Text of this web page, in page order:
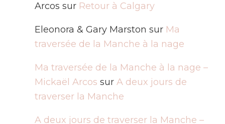
Arcos sur Retour à Calgary
Eleonora & Gary Marston sur Ma
traversée de la Manche à la nage
Ma traversée de la Manche à la nage –
Mickaël Arcos sur A deux jours de
traverser la Manche
A deux jours de traverser la Manche –